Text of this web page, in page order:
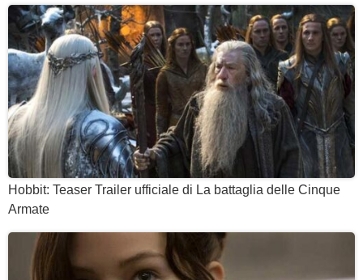
Hobbit: Teaser Trailer ufficiale di La battaglia delle Cinque
Armate